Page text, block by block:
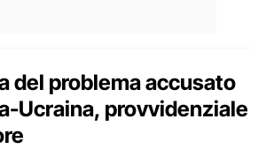
del problema accusato
Ucraina, provvidenziale